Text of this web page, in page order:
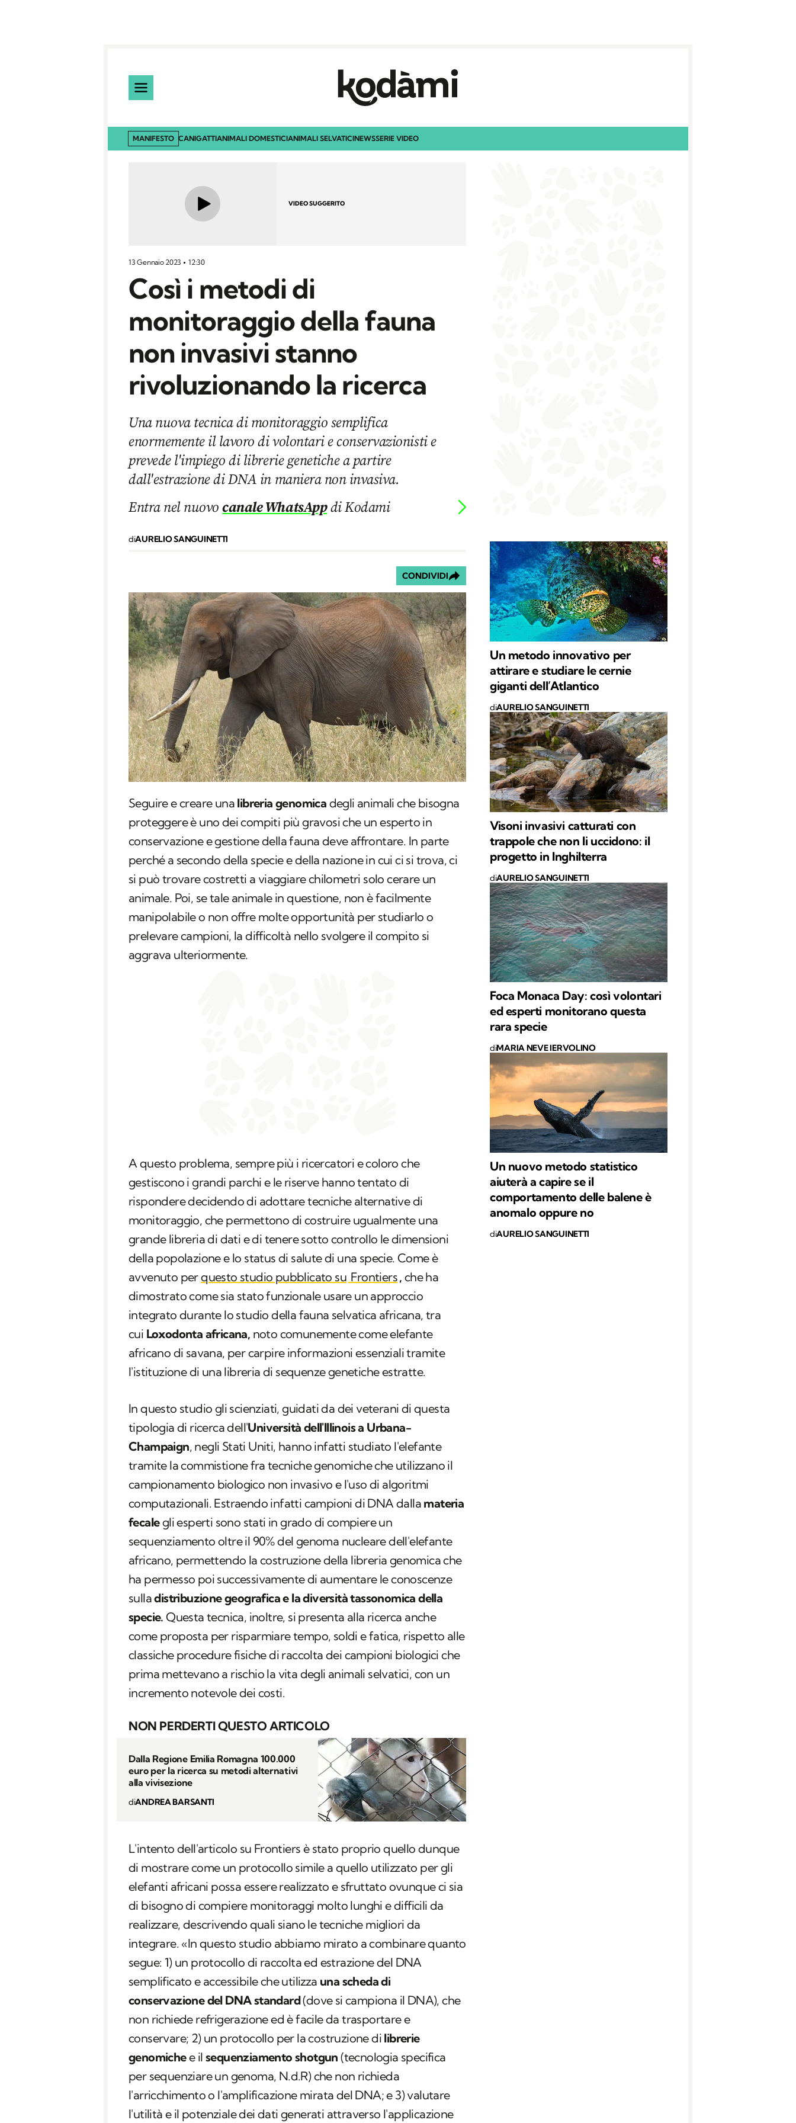
MANIFESTO CANIGATTIANIMALI DOMESTICIANIMALI SELVATICINEWSSERIE VIDEO
VIDEO SUGGERITO
13 Gennaio 2023 12:30
Così i metodi di
monitoraggio della fauna
non invasivi stanno
rivoluzionando la ricerca
Una nuova tecnica di monitoraggio semplifica
enormemente il lavoro di volontari e conservazionisti e
prevede l'impiego di librerie genetiche a partire
dall'estrazione di DNA in maniera non invasiva.
Entra nel nuovocanale WhatsAppdi Kodami
diAURELIO SANGUINETTI
CONDIVIDI
Seguire e creare una libreria genomica degli animali che bisogna
proteggere è uno dei compiti più gravosi che un esperto in
conservazione e gestione della fauna deve affrontare. In parte
perché a secondo della specie e della nazione in cui ci si trova, ci
si può trovare costretti a viaggiare chilometri solo cerare un
animale. Poi, se tale animale in questione, non è facilmente
manipolabile o non offre molte opportunità per studiarlo o
prelevare campioni, la difficoltà nello svolgere il compito si
aggrava ulteriormente.
A questo problema, sempre più i ricercatori e coloro che
gestiscono i grandi parchi e le riserve hanno tentato di
rispondere decidendo di adottare tecniche alternative di
monitoraggio, che permettono di costruire ugualmente una
grande libreria di dati e di tenere sotto controllo le dimensioni
della popolazione e lo status di salute di una specie. Come è
avvenuto perquesto studio pubblicato su Frontiers, che ha
dimostrato come sia stato funzionale usare un approccio
integrato durante lo studio della fauna selvatica africana, tra
cui Loxodonta africana, noto comunemente come elefante
africano di savana, per carpire informazioni essenziali tramite
l'istituzione di una libreria di sequenze genetiche estratte.
In questo studio gli scienziati, guidati da dei veterani di questa
tipologia di ricerca dell'Università dell'Illinois a Urbana-
Champaign, negli Stati Uniti, hanno infatti studiato l'elefante
tramite la commistione fra tecniche genomiche che utilizzano il
campionamento biologico non invasivo e l'uso di algoritmi
computazionali. Estraendo infatti campioni di DNA dalla materia
fecalegli esperti sono stati in grado di compiere un
sequenziamento oltre il 90% del genoma nucleare dell'elefante
africano, permettendo la costruzione della libreria genomica che
ha permesso poi successivamente di aumentare le conoscenze
sulladistribuzione geografica e la diversità tassonomica della
specie. Questa tecnica, inoltre, si presenta alla ricerca anche
come proposta per risparmiare tempo, soldi e fatica, rispetto alle
classiche procedure fisiche di raccolta dei campioni biologici che
prima mettevano a rischio la vita degli animali selvatici, con un
incremento notevole dei costi.
NON PERDERTI QUESTO ARTICOLO
Dalla Regione Emilia Romagna 100.000
euro per la ricerca su metodi alternativi
alla vivisezione
diANDREA BARSANTI
L'intento dell'articolo su Frontiers è stato proprio quello dunque
di mostrare come un protocollo simile a quello utilizzato per gli
elefanti africani possa essere realizzato e sfruttato ovunque ci sia
di bisogno di compiere monitoraggi molto lunghi e difficili da
realizzare, descrivendo quali siano le tecniche migliori da
integrare. «In questo studio abbiamo mirato a combinare quanto
segue: 1) un protocollo di raccolta ed estrazione del DNA
semplificato e accessibile che utilizza una scheda di
conservazione del DNA standard(dove si campiona il DNA), che
non richiede refrigerazione ed è facile da trasportare e
conservare; 2) un protocollo per la costruzione di librerie
genomichee il sequenziamento shotgun(tecnologia specifica
per sequenziare un genoma, N.d.R) che non richieda
l'arricchimento o l'amplificazione mirata del DNA; e 3) valutare
l'utilità e il potenziale dei dati generati attraverso l'applicazione
Un metodo innovativo per
attirare e studiare le cernie
giganti dell’Atlantico
diAURELIO SANGUINETTI
Visoni invasivi catturati con
trappole che non li uccidono: il
progetto in Inghilterra
diAURELIO SANGUINETTI
Foca Monaca Day: così volontari
ed esperti monitorano questa
rara specie
diMARIA NEVE IERVOLINO
Un nuovo metodo statistico
aiuterà a capire se il
comportamento delle balene è
anomalo oppure no
diAURELIO SANGUINETTI